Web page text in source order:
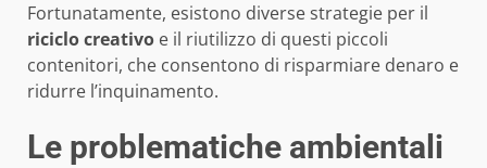
Fortunatamente, esistono diverse strategie per il
riciclo creativo e il riutilizzo di questi piccoli
contenitori, che consentono di risparmiare denaro e
ridurre l’inquinamento.
Le problematiche ambientali